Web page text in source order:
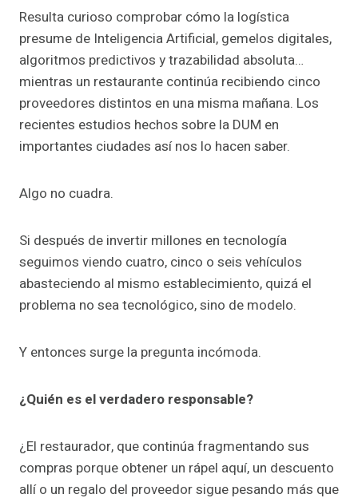
Resulta curioso comprobar cómo la logística
presume de Inteligencia Artificial, gemelos digitales,
algoritmos predictivos y trazabilidad absoluta…
mientras un restaurante continúa recibiendo cinco
proveedores distintos en una misma mañana. Los
recientes estudios hechos sobre la DUM en
importantes ciudades así nos lo hacen saber.
Algo no cuadra.
Si después de invertir millones en tecnología
seguimos viendo cuatro, cinco o seis vehículos
abasteciendo al mismo establecimiento, quizá el
problema no sea tecnológico, sino de modelo.
Y entonces surge la pregunta incómoda.
¿Quién es el verdadero responsable?
¿El restaurador, que continúa fragmentando sus
compras porque obtener un rápel aquí, un descuento
allí o un regalo del proveedor sigue pesando más que